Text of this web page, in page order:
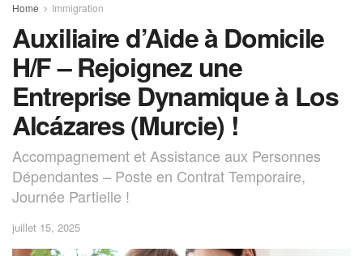
Home Immigration
Auxiliaire d’Aide à Domicile
H/F – Rejoignez une
Entreprise Dynamique à Los
Alcázares (Murcie) !
Accompagnement et Assistance aux Personnes
Dépendantes – Poste en Contrat Temporaire,
Journée Partielle !
juillet 15, 2025